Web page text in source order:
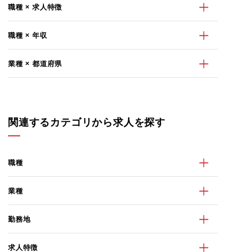
職種 × 求人特徴
職種 × 年収
業種 × 都道府県
関連するカテゴリから求人を探す
職種
業種
勤務地
求人特徴